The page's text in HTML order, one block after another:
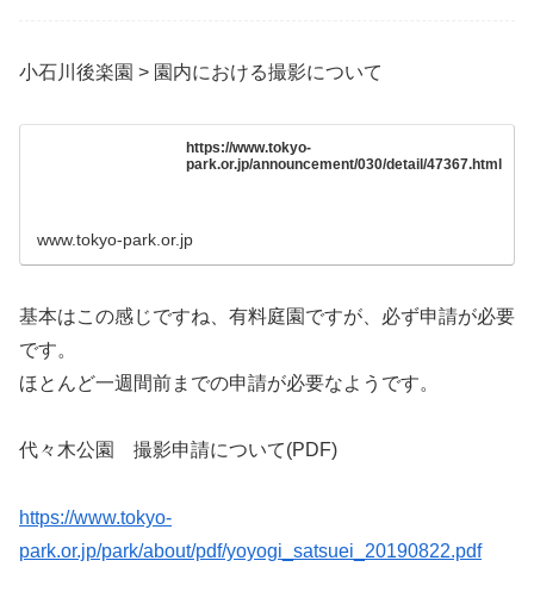
小石川後楽園 > 園内における撮影について
https://www.tokyo-
park.or.jp/announcement/030/detail/47367.html
www.tokyo-park.or.jp
基本はこの感じですね、有料庭園ですが、必ず申請が必要
です。
ほとんど一週間前までの申請が必要なようです。
代々木公園 撮影申請について(PDF)
https://www.tokyo-
park.or.jp/park/about/pdf/yoyogi_satsuei_20190822.pdf